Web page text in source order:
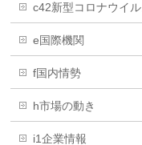
c42新型コロナウイル
e国際機関
f国内情勢
h市場の動き
i1企業情報